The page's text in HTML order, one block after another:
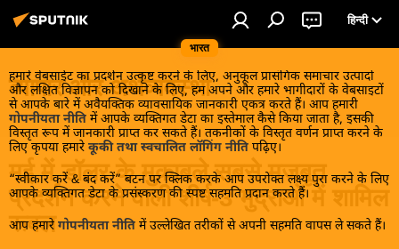
भारत
हिन्दी
हमारे वेबसाईट का प्रदर्शन उत्कृष्ट करने के लिए, अनुकूल प्रासंगिक समाचार उत्पादों
और लक्षित विज्ञापन को दिखाने के लिए, हम अपने और हमारे भागीदारों के वेबसाइटों
से आपके बारे में अवैयक्तिक व्यावसायिक जानकारी एकत्र करते हैं। आप हमारी
गोपनीयता नीति में आपके व्यक्तिगत डेटा का इस्तेमाल कैसे किया जाता है, इसकी
विस्तृत रूप में जानकारी प्राप्त कर सकते हैं। तकनीकों के विस्तृत वर्णन प्राप्त करने के
लिए कृपया हमारे कूकी तथा स्वचालित लॉगिंग नीति पढ़िए।
“स्वीकार करें & बंद करें” बटन पर क्लिक करके आप उपरोक्त लक्ष्य पुरा करने के लिए
आपके व्यक्तिगत डेटा के प्रसंस्करण की स्पष्ट सहमति प्रदान करते हैं।
आप हमारे गोपनीयता नीति में उल्लेखित तरीकों से अपनी सहमति वापस ले सकते हैं।
व्यापार और अर्थव्यवस्था
मई में डॉलर के मुकाबले सबसे मजबूत
प्रदर्शन करने वाली शीर्ष-3 मुद्राओं में शामिल
रूबल